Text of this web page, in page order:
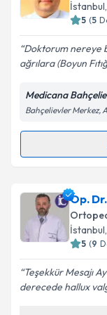
E-posta
Kişisel
Metni'ni
İstanbul
5 (5
Doktorum nereye
ağrılara (Boyun
Medicana
Bahçelievler Merkez,
Randevu
Prof. Dr.
talebi
için bir
E-posta
Op.
İstanbul
5 (9
Teşekkür Mesajı
derecede hallux